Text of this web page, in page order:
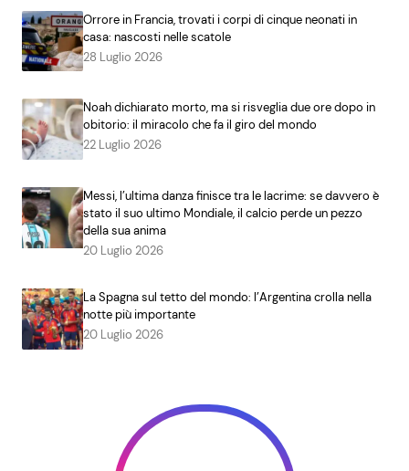
Orrore in Francia, trovati i corpi di cinque neonati in
casa: nascosti nelle scatole
28 Luglio 2026
Noah dichiarato morto, ma si risveglia due ore dopo in
obitorio: il miracolo che fa il giro del mondo
22 Luglio 2026
Messi, l’ultima danza finisce tra le lacrime: se davvero è
stato il suo ultimo Mondiale, il calcio perde un pezzo
della sua anima
20 Luglio 2026
La Spagna sul tetto del mondo: l’Argentina crolla nella
notte più importante
20 Luglio 2026